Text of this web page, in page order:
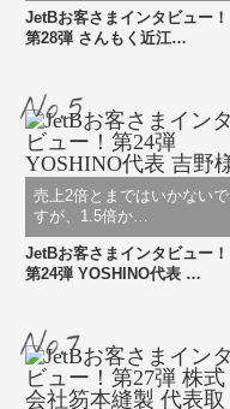
JetBお客さまインタビュー！
第28弾 さんもく近江…
売上2倍とまではいかないで
すが、1.5倍か…
JetBお客さまインタビュー！
第24弾 YOSHINO代表 …